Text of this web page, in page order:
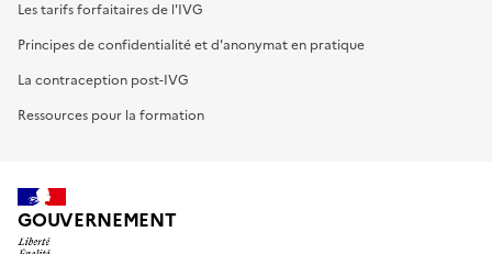
Les tarifs forfaitaires de l'IVG
Principes de confidentialité et d'anonymat en pratique
La contraception post-IVG
Ressources pour la formation
GOUVERNEMENT